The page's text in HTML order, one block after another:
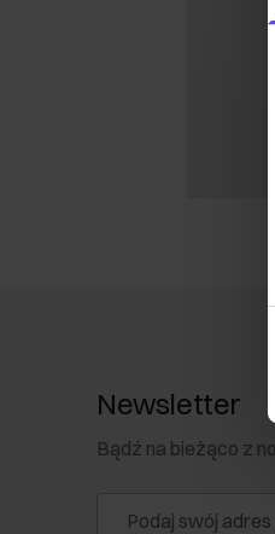
Newsletter
Bądź na bieżąco z